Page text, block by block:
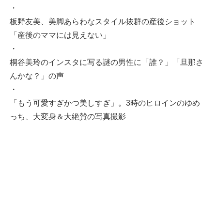
・
板野友美、美脚あらわなスタイル抜群の産後ショット
「産後のママには見えない」
・
桐谷美玲のインスタに写る謎の男性に「誰？」「旦那さ
んかな？」の声
・
「もう可愛すぎかつ美しすぎ」。3時のヒロインのゆめ
っち、大変身＆大絶賛の写真撮影